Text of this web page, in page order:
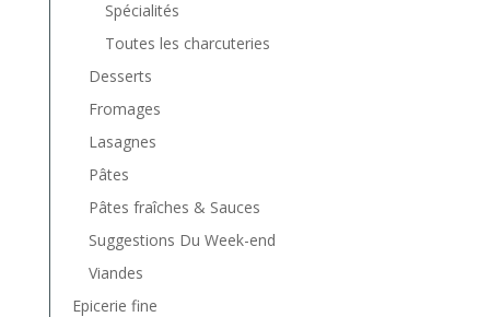
Spécialités
Toutes les charcuteries
Desserts
Fromages
Lasagnes
Pâtes
Pâtes fraîches & Sauces
Suggestions Du Week-end
Viandes
Epicerie fine